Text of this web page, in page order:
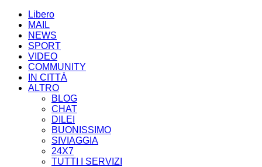
Libero
MAIL
NEWS
SPORT
VIDEO
COMMUNITY
IN CITTÀ
ALTRO
BLOG
CHAT
DILEI
BUONISSIMO
SIVIAGGIA
24X7
TUTTI I SERVIZI